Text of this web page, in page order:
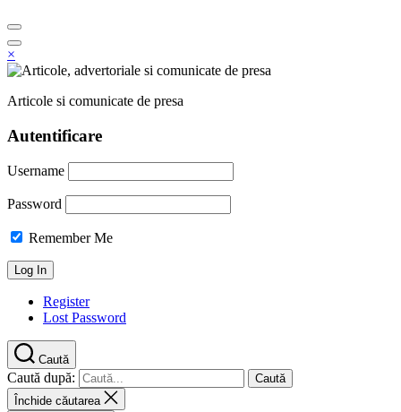
×
Articole si comunicate de presa
Autentificare
Username
Password
Remember Me
Register
Lost Password
Caută
Caută după:
Închide căutarea